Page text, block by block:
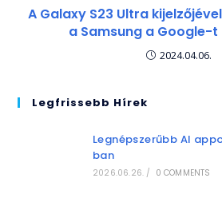
A Galaxy S23 Ultra
a Samsung a Google-
2024.04.06.
Legfrissebb Hírek
Legnépszerűbb AI
ban
2026.06.26. / 0 COMMENTS